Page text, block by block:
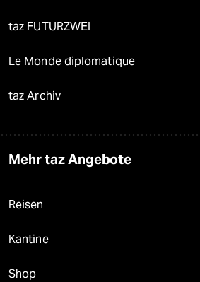
taz FUTURZWEI
Le Monde diplomatique
taz Archiv
Mehr taz Angebote
Reisen
Kantine
Shop